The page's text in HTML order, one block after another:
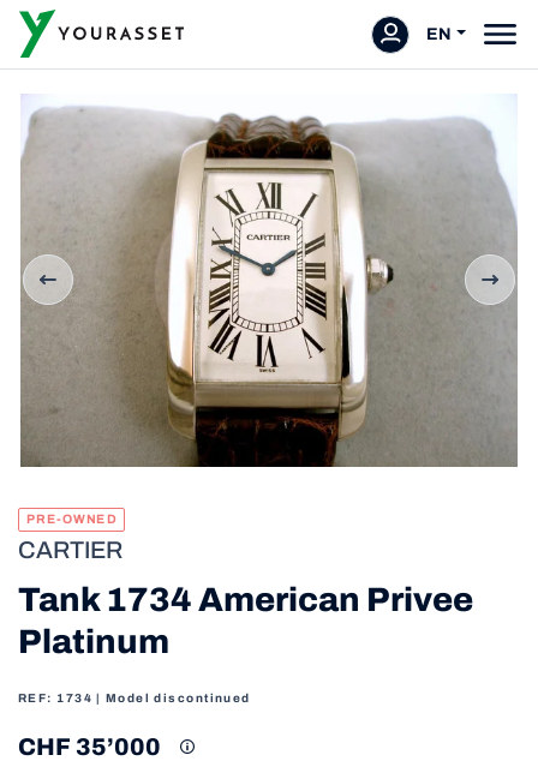
EN
CARTIER
PRE-OWNED
Tank 1734 American Privee
Platinum
REF: 1734 | Model discontinued
CHF 35’000